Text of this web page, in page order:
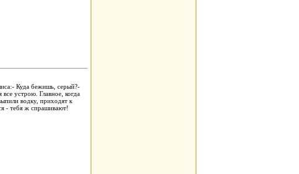
Куда бежишь, серый?-
устрою. Главное, когда
водку, приходят к
- тебя ж спрашивают!